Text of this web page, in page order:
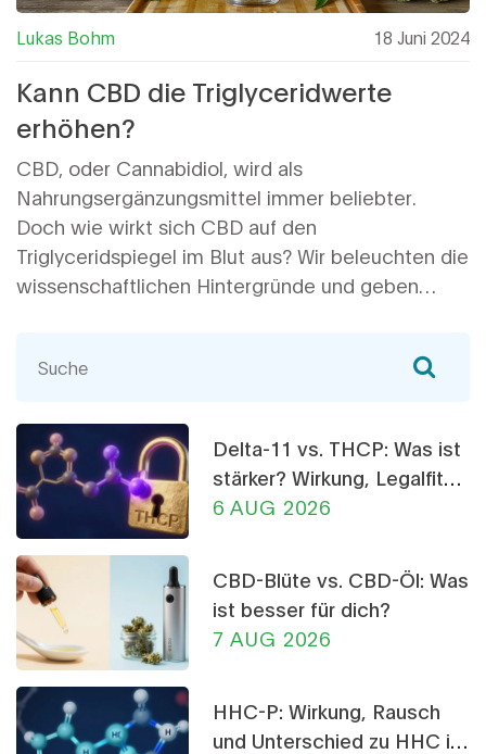
Lukas Bohm 18 Juni 2024
Kann CBD die Triglyceridwerte
erhöhen?
CBD, oder Cannabidiol, wird als
Nahrungsergänzungsmittel immer beliebter.
Doch wie wirkt sich CBD auf den
Triglyceridspiegel im Blut aus? Wir beleuchten die
wissenschaftlichen Hintergründe und geben
Delta-11 vs. THCP: Was ist
stärker? Wirkung, Legalfität
und Risiken im Vergleich
6 AUG 2026
CBD-Blüte vs. CBD-Öl: Was
ist besser für dich?
7 AUG 2026
HHC-P: Wirkung, Rausch
und Unterschied zu HHC im